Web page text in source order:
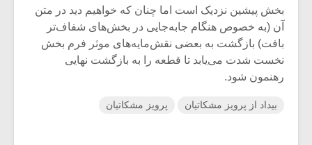
بخش پیشین نزدیک است اما چنان که خواهیم دید در متن
آن (به خصوص هنگام جابه‌جایی در بخش‌های شفاف‌تر
بافت) بازگشت به بعضی نقش‌مایه‌های موثر فرم بخش
نخست شدت می‌یابد تا قطعه را به بازگشت نهایی
رهنمون شود.
بیداد از پرویز مشکاتیان پرویز مشکاتیان